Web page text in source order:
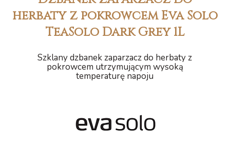
herbaty z pokrowcem Eva Solo
TeaSolo Dark Grey 1L
Szklany dzbanek zaparzacz do herbaty z
pokrowcem utrzymującym wysoką
temperaturę napoju